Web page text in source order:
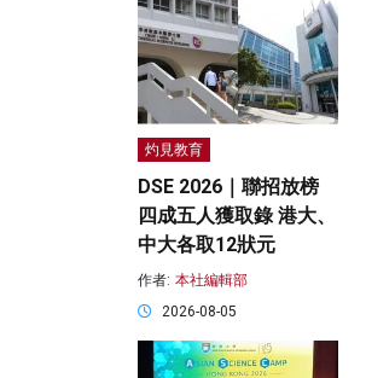
灼見教育
DSE 2026｜聯招放榜
四成五人獲取錄 港大、
中大各取12狀元
作者: 本社編輯部
2026-08-05